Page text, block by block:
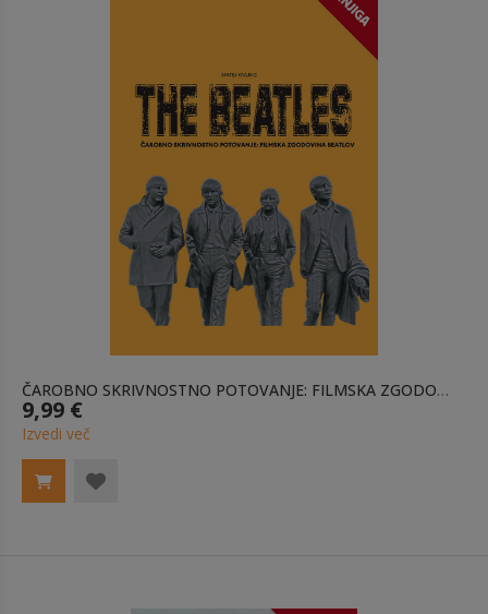
ČAROBNO SKRIVNOSTNO POTOVANJE: FILMSKA ZGODOVINA BEATLOV E-KNJIGA
9,99 €
Izvedi več